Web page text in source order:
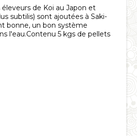
de Koi au Japon et
subtilis) sont ajoutées à Saki-
bonne, un bon système
l'eau.Contenu 5 kgs de pellets